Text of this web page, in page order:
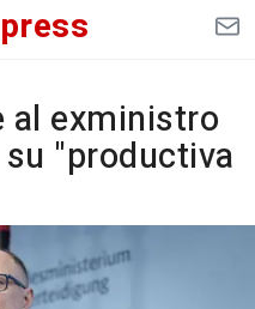
press
al exministro
"productiva